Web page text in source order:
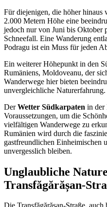
Für diejenigen, die höher hinaus
2.000 Metern Höhe eine
jedoch nur von Juni bis Oktober
Schneefall. Eine Wanderung
Podragu ist ein Muss für jeden
Ein weiterer Höhepunkt in den
Rumäniens, Moldoveanu, der
Wanderwege hier bieten
unvergleichliche Naturerfahrung.
DerWetter Südkarpaten in der
Voraussetzungen, um die
vielfältigen Wanderwege zu
Rumänien wird durch die
gastfreundlichen Einheimischen
unvergesslich bleiben.
Unglaubliche
Transfăgărășan-